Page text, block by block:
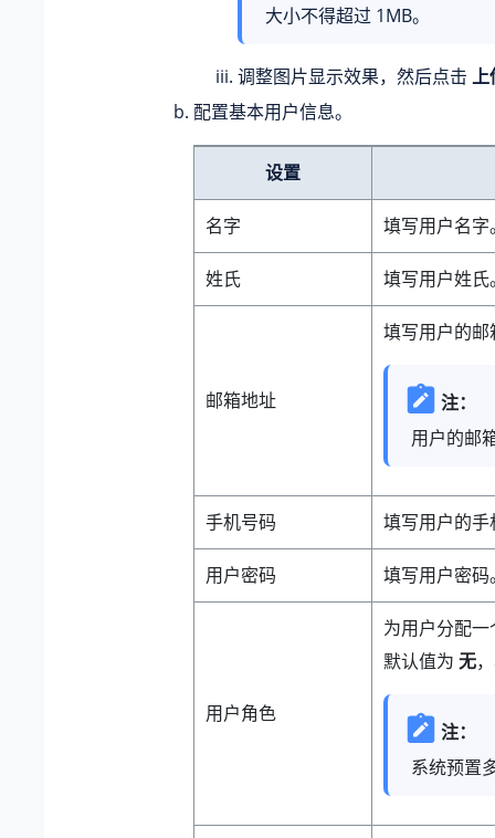
大小不得超过 1MB。
调整图片显示效果，然后点击 上
配置基本用户信息。
设置
名字 填写用户名字
姓氏 填写用户姓氏
邮箱地址
填写用户的
注：
用户的邮
手机号码 填写用户的
用户密码 填写用户密
用户角色
为用户分配
默认值为 无
注：
系统预置